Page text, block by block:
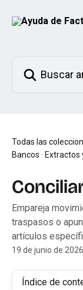
Todas las
Bancos ·
Empareja
traspasos o
artículos
19 de junio de 2026
Índice de